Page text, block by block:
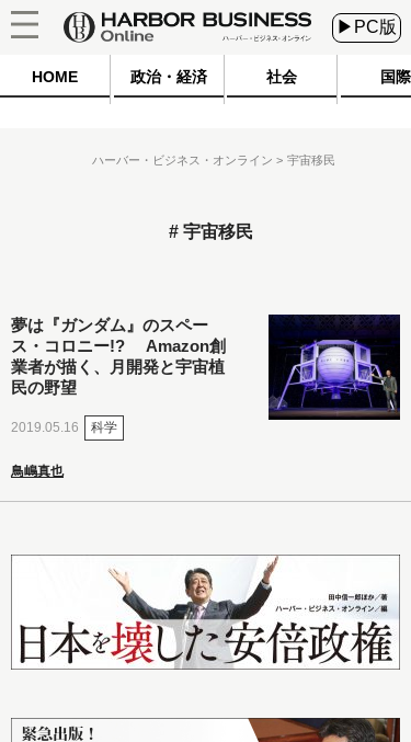
▶PC版
HOME 政治・経済 社会 国際
ハーバー・ビジネス・オンライン 宇宙移民
宇宙移民
夢は『ガンダム』のスペー
ス・コロニー!? Amazon創
業者が描く、月開発と宇宙植
民の野望
2019.05.16 科学
鳥嶋真也